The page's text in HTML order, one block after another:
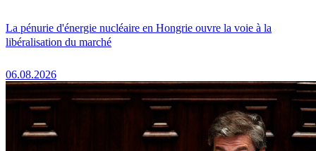
La pénurie d'énergie nucléaire en Hongrie ouvre la voie à la
libéralisation du marché
06.08.2026